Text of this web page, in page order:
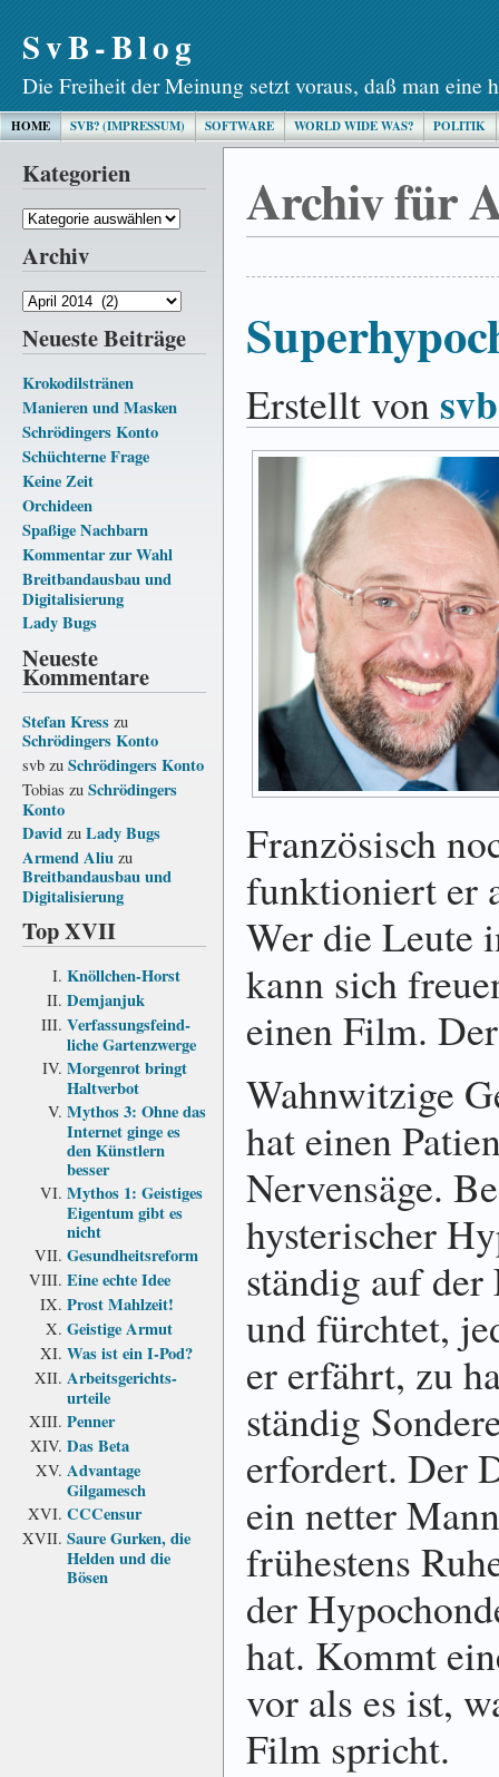
SvB-Blog
Die Freiheit der Meinung setzt voraus, daß man eine
HOME SVB? (IMPRESSUM) SOFTWARE WORLD WIDE WAS? POLITIK
Kategorien
Kategorien
Archiv
Archiv
Neueste Beiträge
Krokodilstränen
Manieren und Masken
Schrödingers Konto
Schüchterne Frage
Keine Zeit
Orchideen
Spaßige Nachbarn
Kommentar zur Wahl
Breitbandausbau und
Digitalisierung
Lady Bugs
Neueste
Kommentare
Stefan Kress zu
Schrödingers Konto
svb zu Schrödingers Konto
Tobias zu Schrödingers
Konto
David zu Lady Bugs
Armend Aliu zu
Breitbandausbau und
Digitalisierung
Top XVII
Knöllchen-Horst
Demjanjuk
Verfassungs­feind­
liche Garten­zwerge
Morgenrot bringt
Haltverbot
Mythos 3: Ohne das
Internet ginge es
den Künstlern
besser
Mythos 1: Geistiges
Eigentum gibt es
nicht
Gesundheits­reform
Eine echte Idee
Prost Mahlzeit!
Geistige Armut
Was ist ein I-Pod?
Arbeits­gerichts­
urteile
Penner
Das Beta
Advantage
Gilgamesch
CCCensur
Saure Gurken, die
Helden und die
Bösen
Archiv für
Erstellt vonsvb
Französisch
funktioniert er
Wer die Leute
kann sich
einen Film.
Wahnwitzige
hat einen
Nervensäge.
hysterischer
ständig auf
und fürchtet,
er erfährt, zu
ständig
erfordert. Der
ein netter
frühestens
der
hat. Kommt
vor als es ist,
Film spricht.